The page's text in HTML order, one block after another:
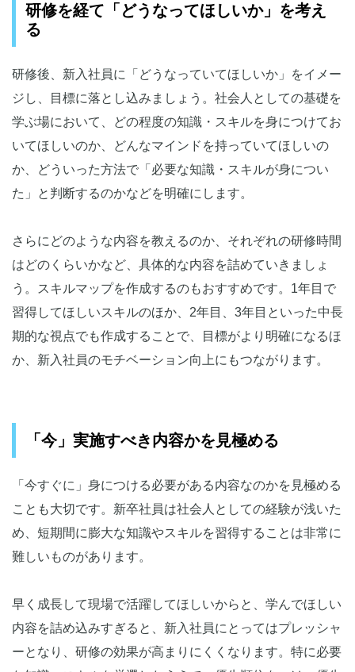
研修を経て「どうなってほしいか」を考え
る
研修後、新入社員に「どうなっていてほしいか」をイメー
ジし、目標に落とし込みましょう。社会人としての基礎を
学ぶ場において、どの程度の知識・スキルを身につけてお
いてほしいのか、どんなマインドを持っていてほしいの
か、どういった方法で「必要な知識・スキルが身につい
た」と判断するのかなどを明確にします。
さらにどのような内容を教えるのか、それぞれの研修時間
はどのくらいかなど、具体的な内容を詰めていきましょ
う。スキルマップを作成するのもおすすめです。1年目で
習得してほしいスキルのほか、2年目、3年目といった中長
期的な視点でも作成することで、目標がより明確になるほ
か、新入社員のモチベーション向上にもつながります。
「今」実施すべき内容かを見極める
「今すぐに」身につける必要がある内容なのかを見極める
ことも大切です。新卒社員は社会人としての経験が浅いた
め、短期間に膨大な知識やスキルを習得することは非常に
難しいものがあります。
早く成長して現場で活躍してほしいからと、学んでほしい
内容を詰め込みすぎると、新入社員にとってはプレッシャ
ーとなり、研修の効果が高まりにくくなります。特に必要